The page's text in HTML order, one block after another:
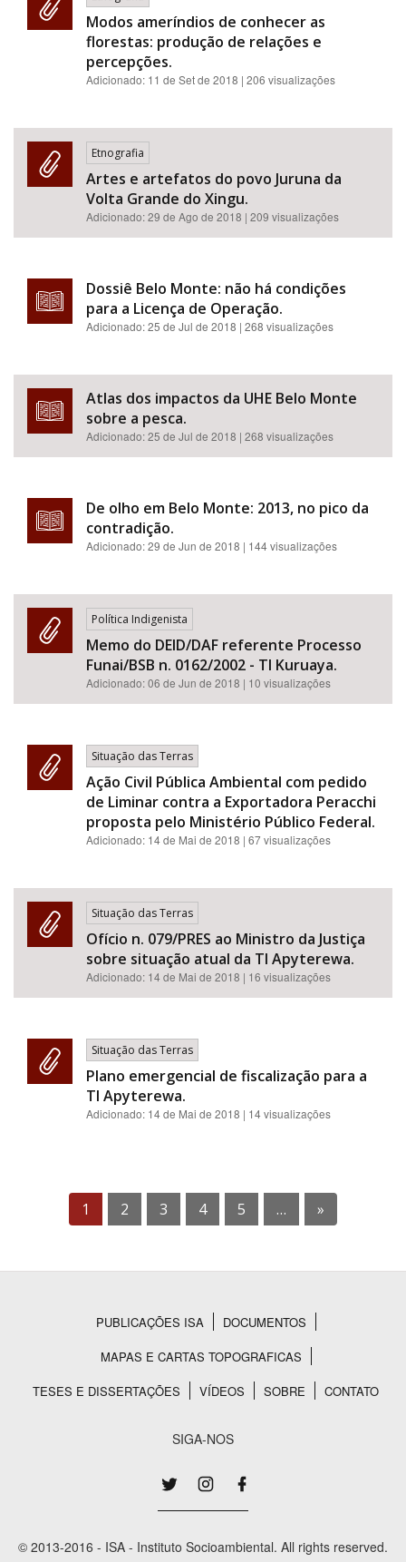
Modos ameríndios de conhecer as
florestas: produção de relações e
percepções.
Adicionado: 11 de Set de 2018 | 206 visualizações
Etnografia
Artes e artefatos do povo Juruna da
Volta Grande do Xingu.
Adicionado:29 de Ago de 2018 | 209 visualizações
Dossiê Belo Monte: não há condições
para a Licença de Operação.
Adicionado:25 de Jul de 2018 | 268 visualizações
Atlas dos impactos da UHE Belo Monte
sobre a pesca.
Adicionado:25 de Jul de 2018 | 268 visualizações
De olho em Belo Monte: 2013, no pico da
contradição.
Adicionado:29 de Jun de 2018 | 144 visualizações
Política Indigenista
Memo do DEID/DAF referente Processo
Funai/BSB n. 0162/2002 - TI Kuruaya.
Adicionado:06 de Jun de 2018 | 10 visualizações
Situação das Terras
Ação Civil Pública Ambiental com pedido
de Liminar contra a Exportadora Peracchi
proposta pelo Ministério Público Federal.
Adicionado: 14 de Mai de 2018 | 67 visualizações
Situação das Terras
Ofício n. 079/PRES ao Ministro da Justiça
sobre situação atual da TI Apyterewa.
Adicionado: 14 de Mai de 2018 | 16 visualizações
Situação das Terras
Plano emergencial de fiscalização para a
TI Apyterewa.
Adicionado: 14 de Mai de 2018 | 14 visualizações
1 2 3 4 5 … »
Rodapé
PUBLICAÇÕES ISA
DOCUMENTOS
MAPAS E CARTAS TOPOGRAFICAS
TESES E DISSERTAÇÕES
VÍDEOS SOBRE CONTATO
SIGA-NOS
© 2013-2016 - ISA - Instituto Socioambiental. All rights reserved.